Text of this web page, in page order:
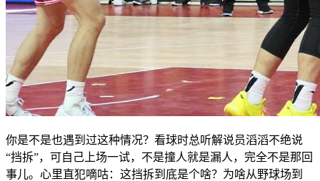
你是不是也遇到过这种情况？看球时总听解说员滔滔不绝说
“挡拆”，可自己上场一试，不是撞人就是漏人，完全不是那回
事儿。心里直犯嘀咕：这挡拆到底是个啥？为啥从野球场到